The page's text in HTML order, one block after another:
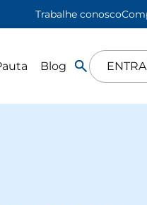
Trabalhe conosco
Blog